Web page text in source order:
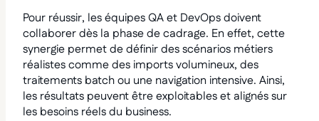
Pour réussir, les équipes QA et DevOps doivent
collaborer dès la phase de cadrage. En effet, cette
synergie permet de définir des scénarios métiers
réalistes comme des imports volumineux, des
traitements batch ou une navigation intensive. Ainsi,
les résultats peuvent être exploitables et alignés sur
les besoins réels du business.